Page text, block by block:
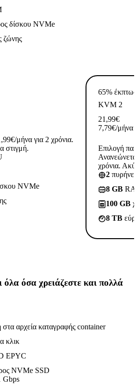
δίσκου NVMe
ζώνης
μήνα για 2 χρόνια.
στιγμή.
NVMe
65%
KVM 2
21,99€
7,79€/μήνα
Επιλογή
χρόνια.
2
8 GB
100 GB
8 TB
όλα όσα χρειάζεστε και πολλά
αρχεία καταγραφής container
κλικ
EPYC
NVMe SSD
Gbps